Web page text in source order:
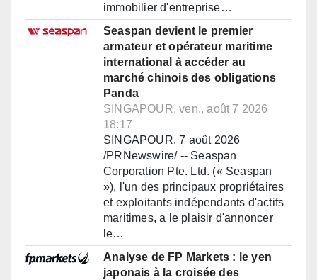
immobilier d'entreprise…
Seaspan devient le premier
armateur et opérateur maritime
international à accéder au
marché chinois des obligations
Panda
SINGAPOUR, ven., août 7 2026
18:17
SINGAPOUR, 7 août 2026
/PRNewswire/ -- Seaspan
Corporation Pte. Ltd. (« Seaspan
»), l'un des principaux propriétaires
et exploitants indépendants d'actifs
maritimes, a le plaisir d'annoncer
le…
Analyse de FP Markets : le yen
japonais à la croisée des